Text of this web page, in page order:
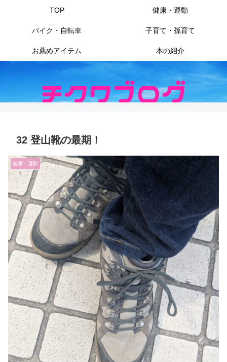
TOP 健康・運動
バイク・自転車 子育て・孫育て
お薦めアイテム 本の紹介
32 登山靴の最期！
健康・運動